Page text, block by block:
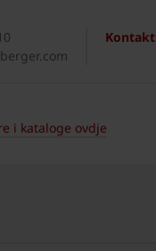
Kontakt
i kataloge ovdje